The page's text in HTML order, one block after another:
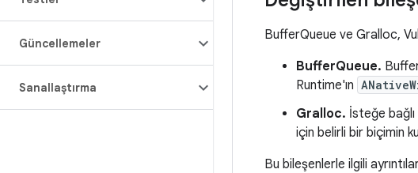
Güncellemeler
Sanallaştırma
BufferQueue ve Gralloc,
BufferQueue.
Runtime'ın
Gralloc. İsteğe
için belirli bir biçimin
Bu bileşenlerle ilgili